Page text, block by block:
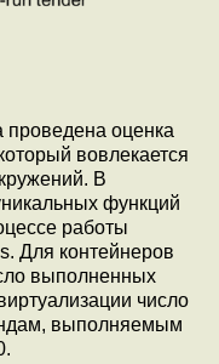
проведена оценка
вовлекается
В
функций
работы
Для контейнеров
выполненных
число
выполняемым